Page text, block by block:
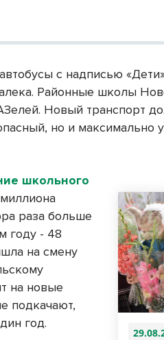
с надписью
Районные школы
Новый транспорт
но и максимально
школьного
раза больше
году - 48
на смену
на новые
подкачают,
год.